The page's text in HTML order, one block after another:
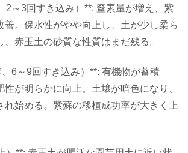
2～3回すき込み）**: 窒素量が増え、紫
善。保水性がやや向上し、土が少し柔ら
赤玉土の砂質な性質はまだ残る。
6～9回すき込み）**: 有機物が蓄積
性が明らかに向上。土壌が暗色になり、
れ始める。紫蘇の移植成功率が大きく上